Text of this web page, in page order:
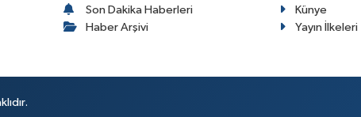
Son Dakika Haberleri
Haber Arşivi
Künye
Yayın İlkeleri